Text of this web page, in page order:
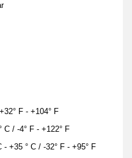
F - +104° F
C / -4° F - +122° F
- +35 ° C / -32° F - +95° F